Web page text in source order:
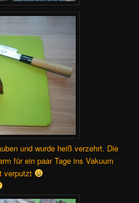
und wurde heiß verzehrt. Die
für ein paar Tage ins Vakuum
verputzt